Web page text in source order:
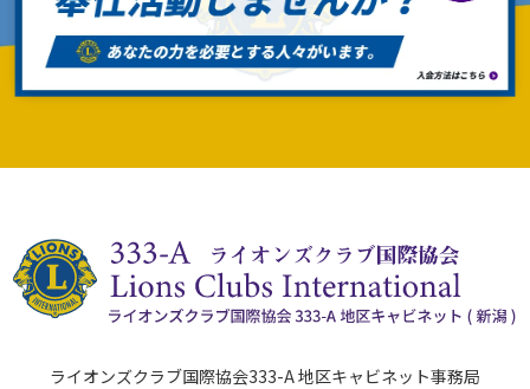
ライオンズクラブ国際協会333-A 地区キャビネット事務局